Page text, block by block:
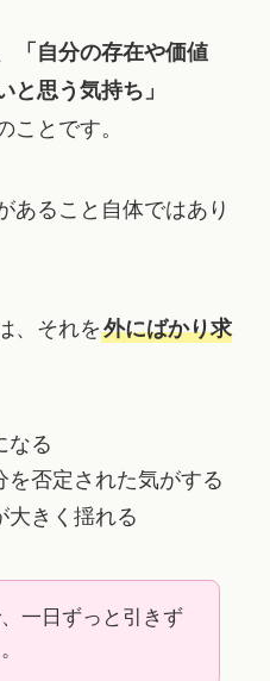
「自分の存在や価値
と思う気持ち」
ことです。
あること自体ではあり
、それを外にばかり求
なる
否定された気がする
大きく揺れる
一日ずっと引きず